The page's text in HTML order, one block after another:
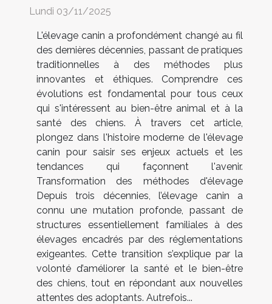
Lundi 03/11/2025
L'élevage canin a profondément changé au fil
des dernières décennies, passant de pratiques
traditionnelles à des méthodes plus
innovantes et éthiques. Comprendre ces
évolutions est fondamental pour tous ceux
qui s'intéressent au bien-être animal et à la
santé des chiens. À travers cet article,
plongez dans l'histoire moderne de l'élevage
canin pour saisir ses enjeux actuels et les
tendances qui façonnent l'avenir.
Transformation des méthodes d'élevage
Depuis trois décennies, l’élevage canin a
connu une mutation profonde, passant de
structures essentiellement familiales à des
élevages encadrés par des réglementations
exigeantes. Cette transition s’explique par la
volonté d’améliorer la santé et le bien-être
des chiens, tout en répondant aux nouvelles
attentes des adoptants. Autrefois...